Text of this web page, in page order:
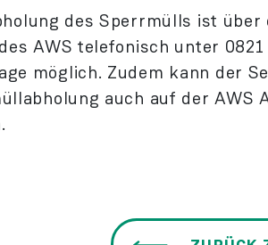
des Sperrmülls ist
AWS telefonisch unter
möglich. Zudem kann der
auch auf der